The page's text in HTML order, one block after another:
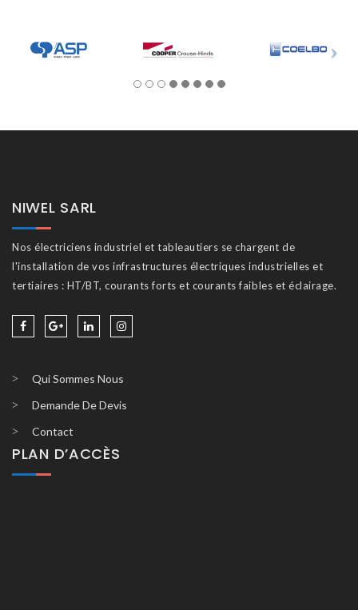
NIWEL SARL
Nos électriciens industriel et tableautiers se chargent de
l'installation de vos infrastructures électriques industrielles et
tertiaires : HT/BT, courants forts et courants faibles et éclairage.
Qui Sommes Nous
Demande De Devis
Contact
PLAN D’ACCÈS